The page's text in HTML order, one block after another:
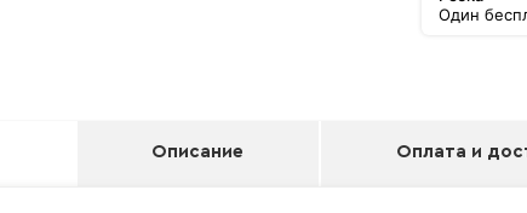
Один
Описание Оплата и